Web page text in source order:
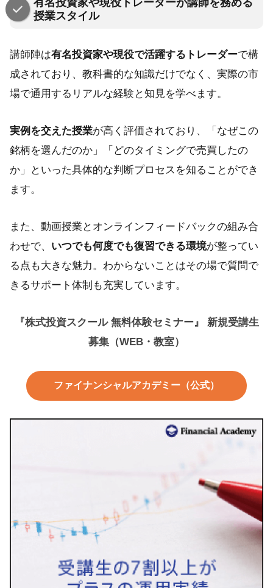
授業スタイル
講師陣は有名投資家や現役で活躍するトレーダーで構
成されており、教科書的な知識だけでなく、実際の市
場で通用するリアルな経験と知見を学べます。
実例を交えた授業が高く評価されており、「なぜこの
銘柄を選んだのか」「どのタイミングで売買したの
か」といった具体的な判断プロセスを知ることができ
ます。
また、動画授業とオンラインフィードバックの組み合
わせで、 いつでも何度でも復習できる環境が整ってい
る点も大きな魅力。わからないことはその場で質問で
きるサポート体制も充実しています。
『株式投資スクール 無料体験セミナー』 新規受講生
募集（WEB・教室）
ファイナンシャルアカデミー（公式）